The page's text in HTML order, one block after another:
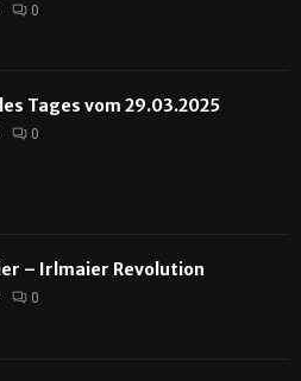
0
Tages vom 29.03.2025
0
– Irlmaier Revolution
0